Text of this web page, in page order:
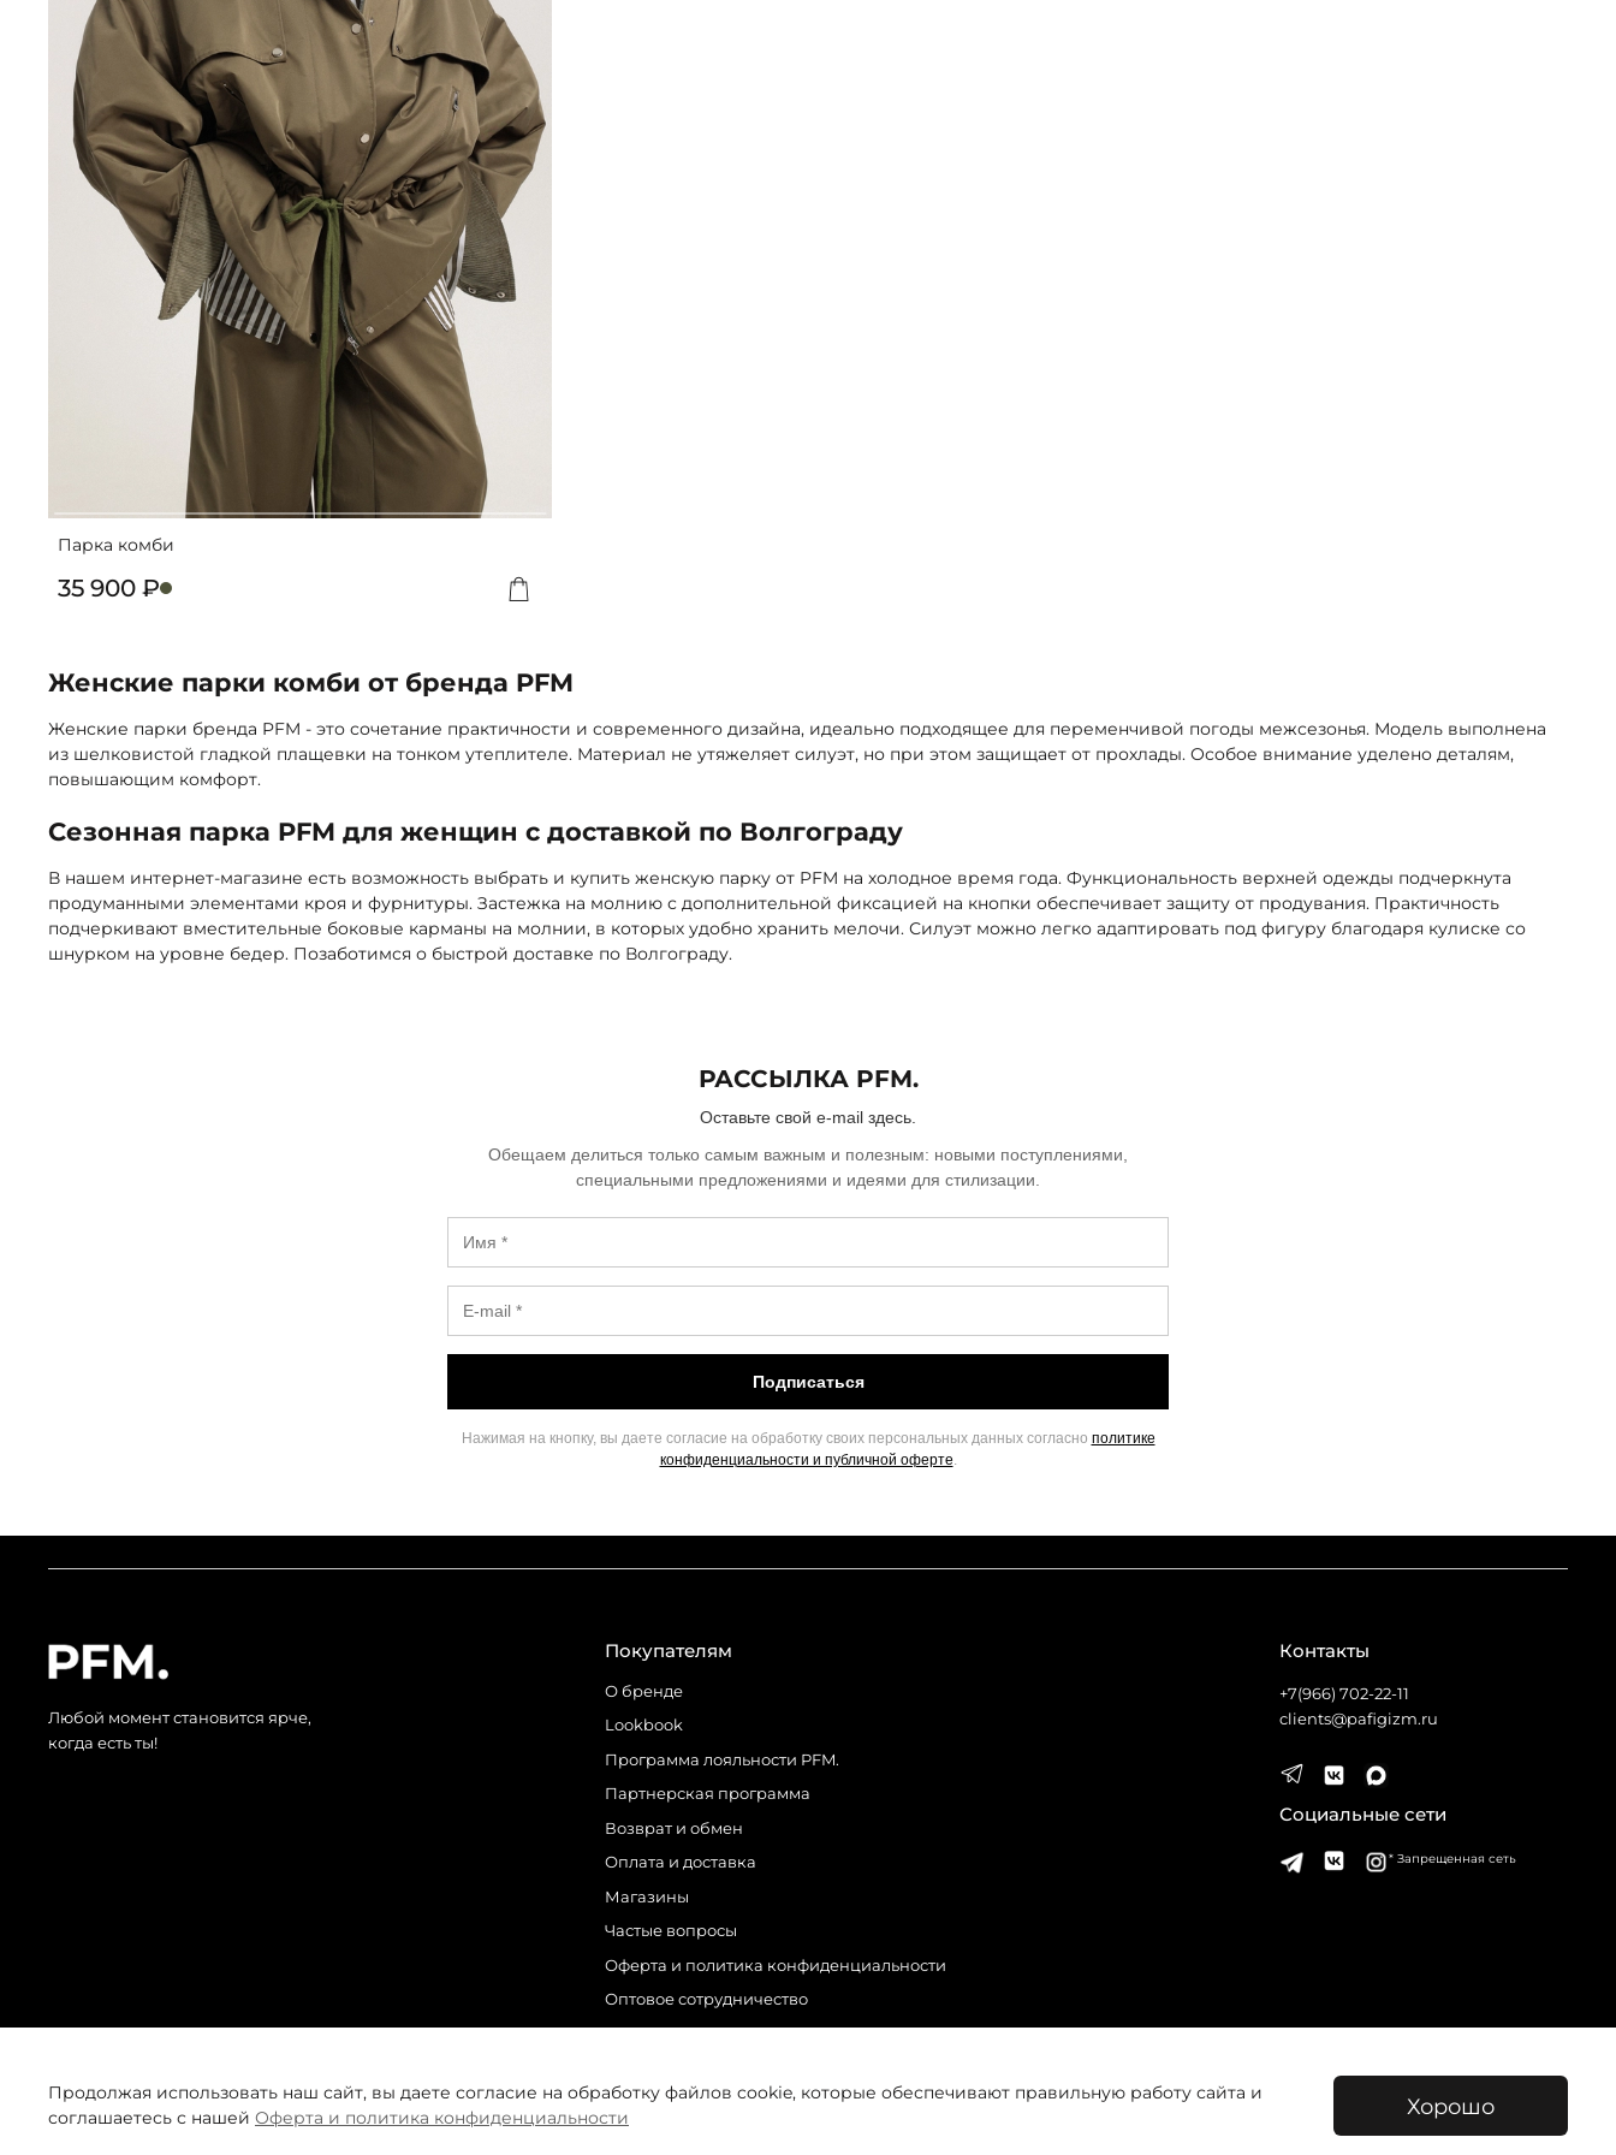
Парка комби
35 900 ₽ Добавить
Женские парки комби от бренда PFM
Женские парки бренда PFM - это сочетание практичности и современного дизайна, идеально подходящее для переменчивой погоды межсезонья. Модель выполнена
из шелковистой гладкой плащевки на тонком утеплителе. Материал не утяжеляет силуэт, но при этом защищает от прохлады. Особое внимание уделено деталям,
повышающим комфорт.
Сезонная парка PFM для женщин с доставкой по Волгограду
В нашем интернет-магазине есть возможность выбрать и купить женскую парку от PFM на холодное время года. Функциональность верхней одежды подчеркнута
продуманными элементами кроя и фурнитуры. Застежка на молнию с дополнительной фиксацией на кнопки обеспечивает защиту от продувания. Практичность
подчеркивают вместительные боковые карманы на молнии, в которых удобно хранить мелочи. Силуэт можно легко адаптировать под фигуру благодаря кулиске со
шнурком на уровне бедер. Позаботимся о быстрой доставке по Волгограду.
РАССЫЛКА PFM.
Оставьте свой e-mail здесь.
Обещаем делиться только самым важным и полезным: новыми поступлениями,
специальными предложениями и идеями для стилизации.
Подписаться
Нажимая на кнопку, вы даете согласие на обработку своих персональных данных согласно политике
конфиденциальности и публичной оферте.
Любой момент становится ярче,
когда есть ты!
Покупателям
О бренде
Lookbook
Программа лояльности PFM.
Партнерская программа
Возврат и обмен
Оплата и доставка
Магазины
Частые вопросы
Оферта и политика конфиденциальности
Оптовое сотрудничество
Контакты
Контакты
+7(966) 702-22-11
clients@pafigizm.ru
Социальные сети
* Запрещенная сеть
Продолжая использовать наш сайт, вы даете согласие на обработку файлов cookie, которые обеспечивают правильную работу сайта и
соглашаетесь с нашей Оферта и политика конфиденциальности Хорошо